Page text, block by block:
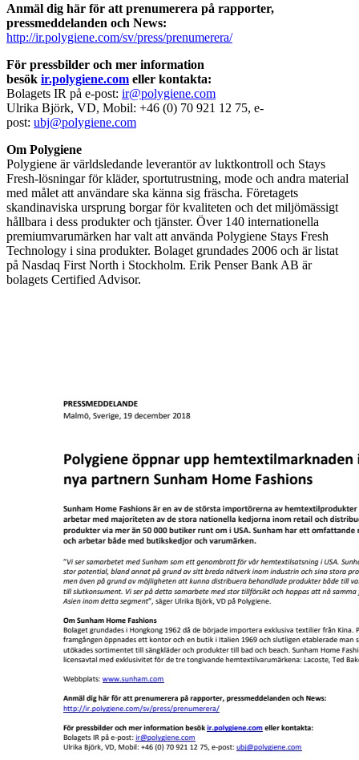
Anmäl dig här för att prenumerera på rapporter,
pressmeddelanden och News:
http://ir.polygiene.com/sv/press/prenumerera/
För pressbilder och mer information
besök ir.polygiene.com eller kontakta:
Bolagets IR på e-post: ir@polygiene.com
Ulrika Björk, VD, Mobil: +46 (0) 70 921 12 75, e-
post: ubj@polygiene.com
Om Polygiene
Polygiene är världsledande leverantör av luktkontroll och Stays
Fresh-lösningar för kläder, sportutrustning, mode och andra material
med målet att användare ska känna sig fräscha. Företagets
skandinaviska ursprung borgar för kvaliteten och det miljömässigt
hållbara i dess produkter och tjänster. Över 140 internationella
premiumvarumärken har valt att använda Polygiene Stays Fresh
Technology i sina produkter. Bolaget grundades 2006 och är listat
på Nasdaq First North i Stockholm. Erik Penser Bank AB är
bolagets Certified Advisor.